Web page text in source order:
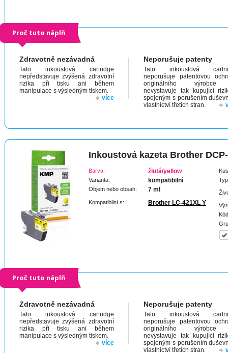
Proč tuto náplň
Zdravotně nezávadná
Tato inkoustová cartridge
nepředstavuje zvýšená zdravotní
rizika při tisku ani během
manipulace s výsledným tiskem.
více
Neporušuje patenty
Tato inkoustová
neporušuje patentovou
originálního
nevystavuje tak kupující
spojeným s porušením
vlastnictví třetích stran.
Inkoustová kazeta Brother
Barva: žlutá/yellow
Varianta: kompatibilní
Objem nebo obsah: 7 ml
Kompatibilní s: Brother LC-421XL Y
Proč tuto náplň
Zdravotně nezávadná
Tato inkoustová cartridge
nepředstavuje zvýšená zdravotní
rizika při tisku ani během
manipulace s výsledným tiskem.
více
Neporušuje patenty
Tato inkoustová
neporušuje patentovou
originálního
nevystavuje tak kupující
spojeným s porušením
vlastnictví třetích stran.